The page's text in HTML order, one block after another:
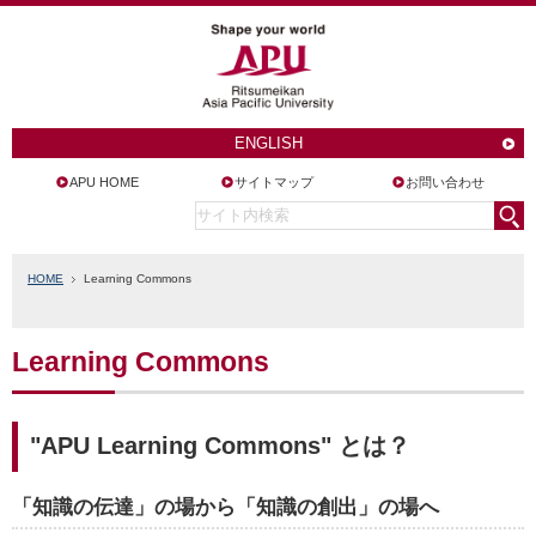
ENGLISH
APU HOME サイトマップ お問い合わせ
HOME Learning Commons
Learning Commons
"APU Learning Commons" とは？
「知識の伝達」の場から「知識の創出」の場へ